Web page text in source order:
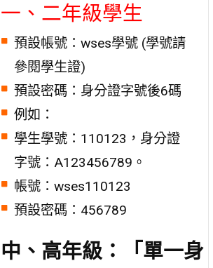
一、二年級學生
預設帳號：wses學號 (學號請
參閱學生證)
預設密碼：身分證字號後6碼
例如：
學生學號：110123，身分證
字號：A123456789。
帳號：wses110123
預設密碼：456789
中、高年級：「單一身